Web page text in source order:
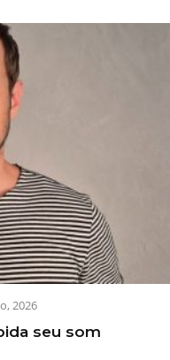
2026
seu som